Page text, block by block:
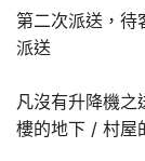
第二次派送，待
派送
凡沒有升降機之
樓的地下 / 村屋